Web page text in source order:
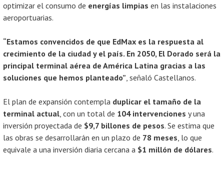
optimizar el consumo de energías limpias en las instalaciones
aeroportuarias.
“Estamos convencidos de que EdMax es la respuesta al
crecimiento de la ciudad y el país. En 2050, El Dorado será la
principal terminal aérea de América Latina gracias a las
soluciones que hemos planteado”, señaló Castellanos.
El plan de expansión contempla duplicar el tamaño de la
terminal actual, con un total de 104 intervenciones y una
inversión proyectada de $9,7 billones de pesos. Se estima que
las obras se desarrollarán en un plazo de 78 meses, lo que
equivale a una inversión diaria cercana a $1 millón de dólares.